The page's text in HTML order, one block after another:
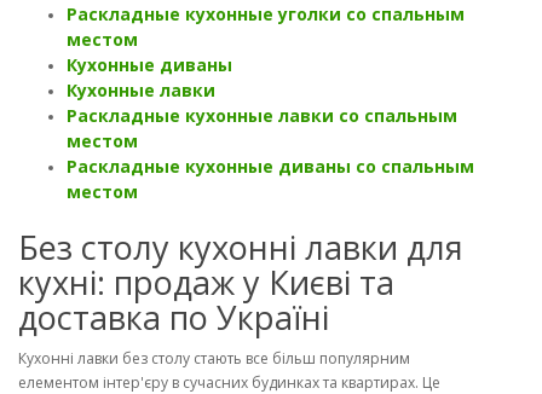
Раскладные кухонные уголки со спальным
местом
Кухонные диваны
Кухонные лавки
Раскладные кухонные лавки со спальным
местом
Раскладные кухонные диваны со спальным
местом
Без столу кухонні лавки для
кухні: продаж у Києві та
доставка по Україні
Кухонні лавки без столу стають все більш популярним
елементом інтер'єру в сучасних будинках та квартирах. Це